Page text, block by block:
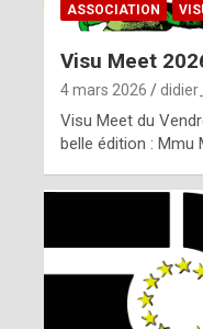
m
ASSOCIATION
Visu Meet
4 mars 2026
Visu Meet du
belle édition : Mmu